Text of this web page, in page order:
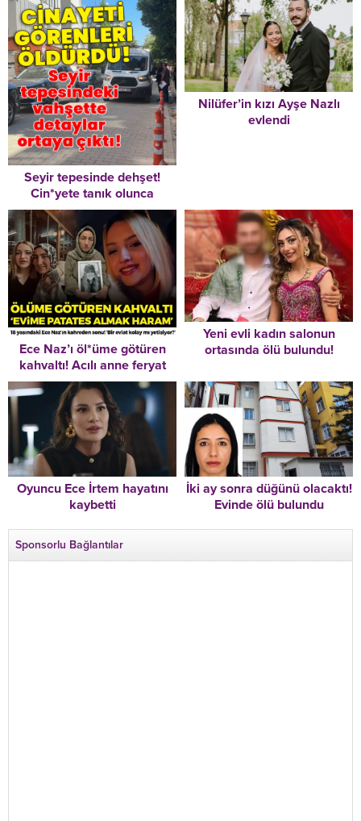
Seyir tepesinde dehşet!
Cin*yete tanık olunca
katl*dildiler!
Nilüfer’in kızı Ayşe Nazlı
evlendi
Ece Naz’ı öl*üme götüren
kahvaltı! Acılı anne feryat
etti: ‘Evime patates almak
haram’
Yeni evli kadın salonun
ortasında ölü bulundu!
Oyuncu Ece İrtem hayatını
kaybetti
İki ay sonra düğünü olacaktı!
Evinde ölü bulundu
Sponsorlu Bağlantılar